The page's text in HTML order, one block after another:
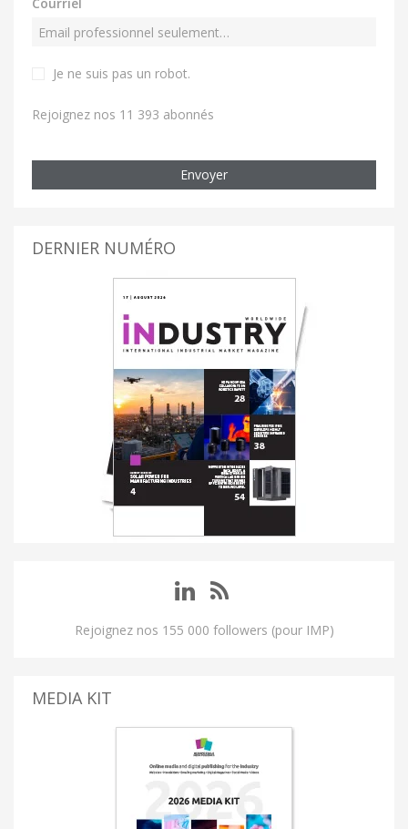
Je ne suis pas un robot.
Rejoignez nos 11 393 abonnés
Envoyer
DERNIER NUMÉRO
Rejoignez nos 155 000 followers (pour IMP)
MEDIA KIT